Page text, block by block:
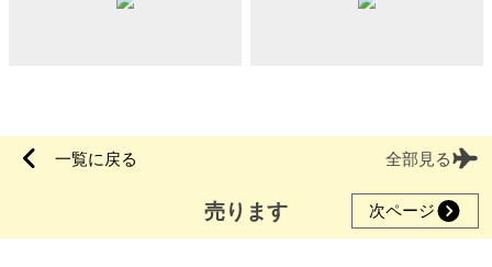
一覧に戻る 全部見る
売ります 次ページ